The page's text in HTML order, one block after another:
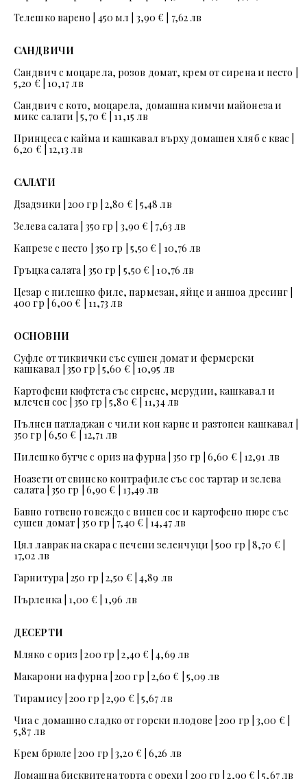
Телешко варено | 450 мл | 3,90 € | 7,62 лв
САНДВИЧИ
Сандвич с моцарела, розов домат, крем от сирена и песто |
5,20 € | 10,17 лв
Сандвич с кото, моцарела, домашна кимчи майонеза и
микс салати | 5,70 € | 11,15 лв
Принцеса с кайма и кашкавал върху домашен хляб с квас |
6,20 € | 12,13 лв
САЛАТИ
Дзадзики | 200 гр | 2,80 € | 5,48 лв
Зелева салата | 350 гр | 3,90 € | 7,63 лв
Капрезе с песто | 350 гр | 5,50 € | 10,76 лв
Гръцка салата | 350 гр | 5,50 € | 10,76 лв
Цезар с пилешко филе, пармезан, яйце и аншоа дресинг |
400 гр | 6,00 € | 11,73 лв
ОСНОВНИ
Суфле от тиквички със сушен домат и фермерски
кашкавал | 350 гр | 5,60 € | 10,95 лв
Картофени кюфтета със сирене, мерудии, кашкавал и
млечен сос | 350 гр | 5,80 € | 11,34 лв
Пълнен патладжан с чили кон карне и разтопен кашкавал |
350 гр | 6,50 € | 12,71 лв
Пилешко бутче с ориз на фурна | 350 гр | 6,60 € | 12,91 лв
Ноазети от свинско контрафиле със сос тартар и зелева
салата | 350 гр | 6,90 € | 13,49 лв
Бавно готвено говеждо с винен сос и картофено пюре със
сушен домат | 350 гр | 7,40 € | 14,47 лв
Цял лаврак на скара с печени зеленчуци | 500 гр | 8,70 € |
17,02 лв
Гарнитура | 250 гр | 2,50 € | 4,89 лв
Пърленка | 1,00 € | 1,96 лв
ДЕСЕРТИ
Мляко с ориз | 200 гр | 2,40 € | 4,69 лв
Макарони на фурна | 200 гр | 2,60 € | 5,09 лв
Тирамису | 200 гр | 2,90 € | 5,67 лв
Чиа с домашно сладко от горски плодове | 200 гр | 3,00 € |
5,87 лв
Крем брюле | 200 гр | 3,20 € | 6,26 лв
Домашна бисквитена торта с орехи | 200 гр | 2,90 € | 5,67 лв